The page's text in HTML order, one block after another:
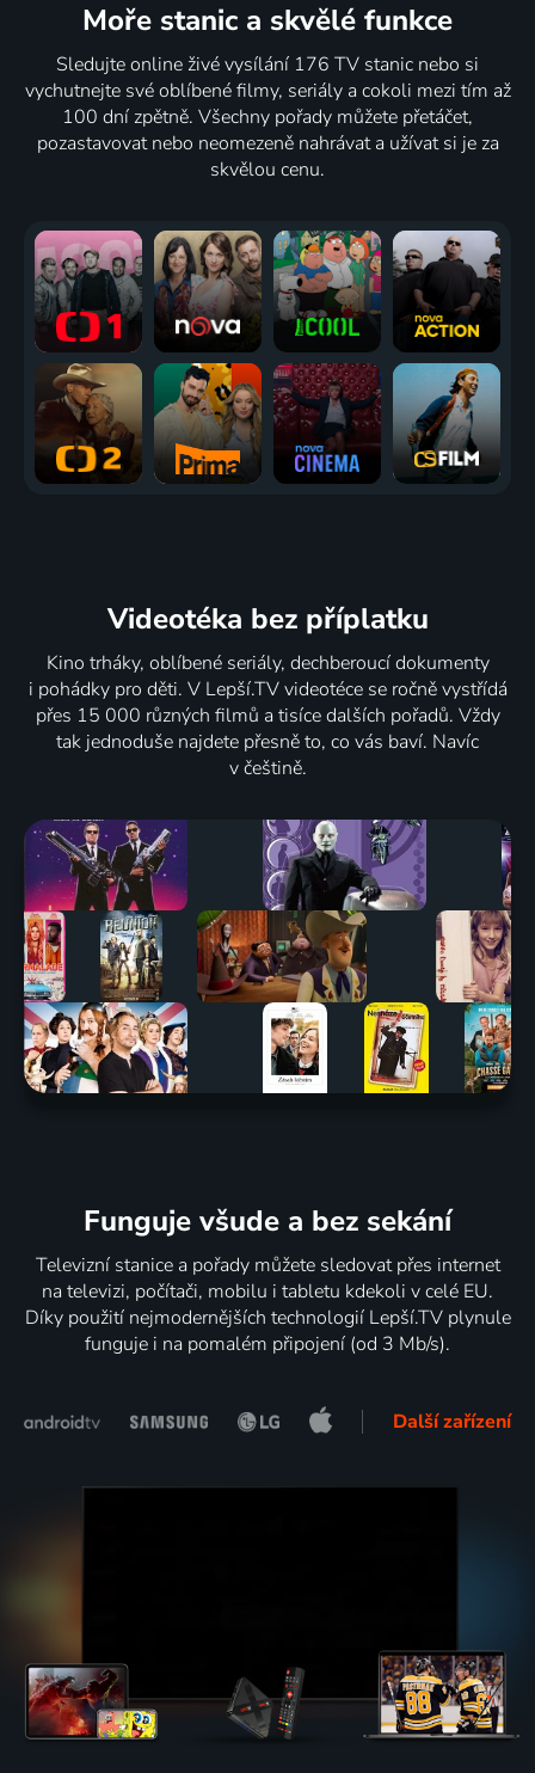
Moře stanic a skvělé funkce
Sledujte online živé vysílání 176 TV stanic nebo si
vychutnejte své oblíbené filmy, seriály a cokoli mezi tím až
100 dní zpětně. Všechny pořady můžete přetáčet,
pozastavovat nebo neomezeně nahrávat a užívat si je za
skvělou cenu.
Videotéka bez příplatku
Kino trháky, oblíbené seriály, dechberoucí dokumenty
i pohádky pro děti. V Lepší.TV videotéce se ročně vystřídá
přes 15 000 různých filmů a tisíce dalších pořadů. Vždy
tak jednoduše najdete přesně to, co vás baví. Navíc
v češtině.
Funguje všude a bez sekání
Televizní stanice a pořady můžete sledovat přes internet
na televizi, počítači, mobilu i tabletu kdekoli v celé EU.
Díky použití nejmodernějších technologií Lepší.TV plynule
funguje i na pomalém připojení (od 3 Mb/s).
Další zařízení